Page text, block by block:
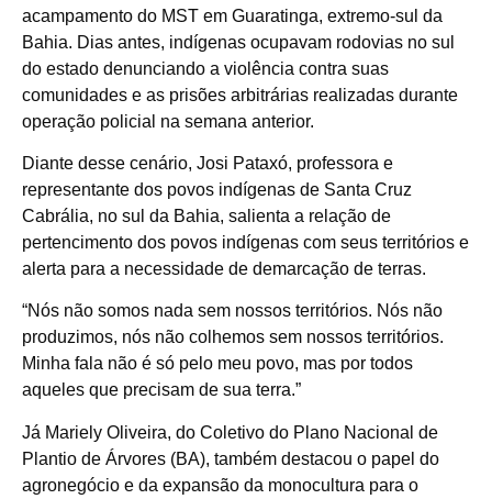
acampamento do MST em Guaratinga, extremo-sul da
Bahia. Dias antes, indígenas ocupavam rodovias no sul
do estado denunciando a violência contra suas
comunidades e as prisões arbitrárias realizadas durante
operação policial na semana anterior.
Diante desse cenário, Josi Pataxó, professora e
representante dos povos indígenas de Santa Cruz
Cabrália, no sul da Bahia, salienta a relação de
pertencimento dos povos indígenas com seus territórios e
alerta para a necessidade de demarcação de terras.
“Nós não somos nada sem nossos territórios. Nós não
produzimos, nós não colhemos sem nossos territórios.
Minha fala não é só pelo meu povo, mas por todos
aqueles que precisam de sua terra.”
Já Mariely Oliveira, do Coletivo do Plano Nacional de
Plantio de Árvores (BA), também destacou o papel do
agronegócio e da expansão da monocultura para o